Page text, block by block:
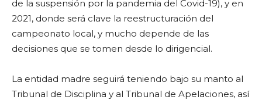
de la suspensión por la pandemia del Covid-19), y en
2021, donde será clave la reestructuración del
campeonato local, y mucho depende de las
decisiones que se tomen desde lo dirigencial.
La entidad madre seguirá teniendo bajo su manto al
Tribunal de Disciplina y al Tribunal de Apelaciones, así